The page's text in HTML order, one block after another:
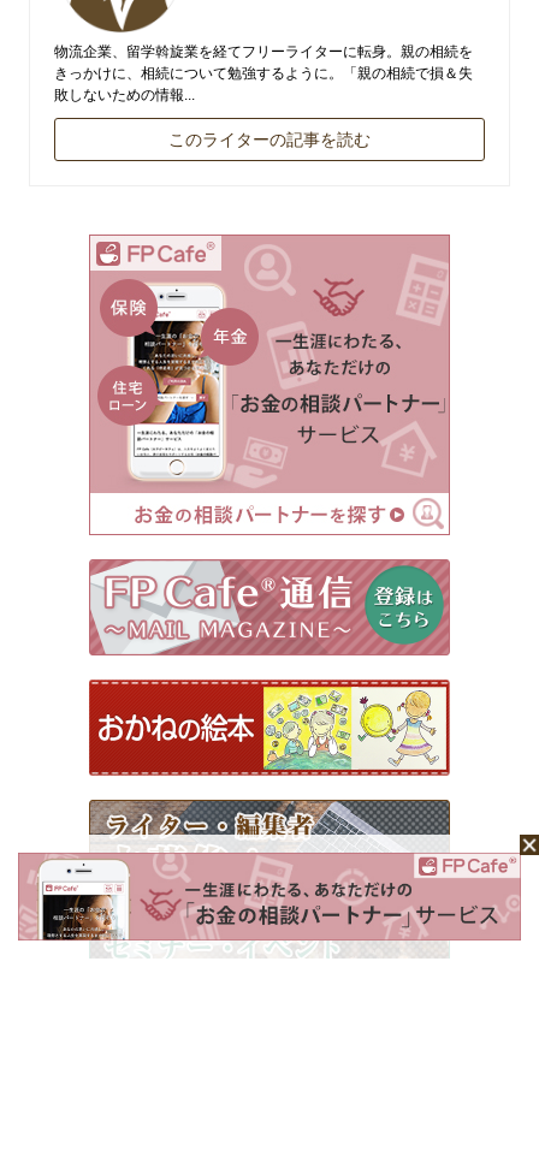
物流企業、留学斡旋業を経てフリーライターに転身。親の相続を
きっかけに、相続について勉強するように。「親の相続で損＆失
敗しないための情報...
このライターの記事を読む